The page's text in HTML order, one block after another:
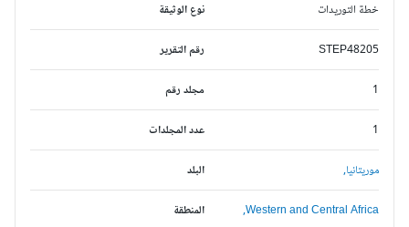
نوع الوثيقة خطة التوريدات
رقم التقرير STEP48205
مجلد رقم
عدد المجلدات
البلد موريتانيا,
المنطقة Western and Central Africa,